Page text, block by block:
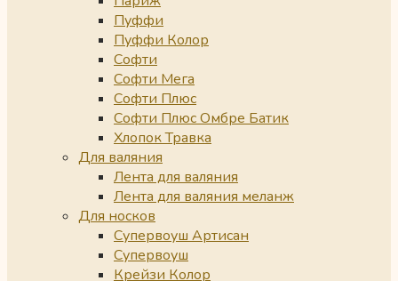
Пуффи
Пуффи Колор
Софти
Софти Мега
Софти Плюс
Софти Плюс Омбре Батик
Хлопок Травка
Для валяния
Лента для валяния
Лента для валяния меланж
Для носков
Супервоуш Артисан
Супервоуш
Крейзи Колор